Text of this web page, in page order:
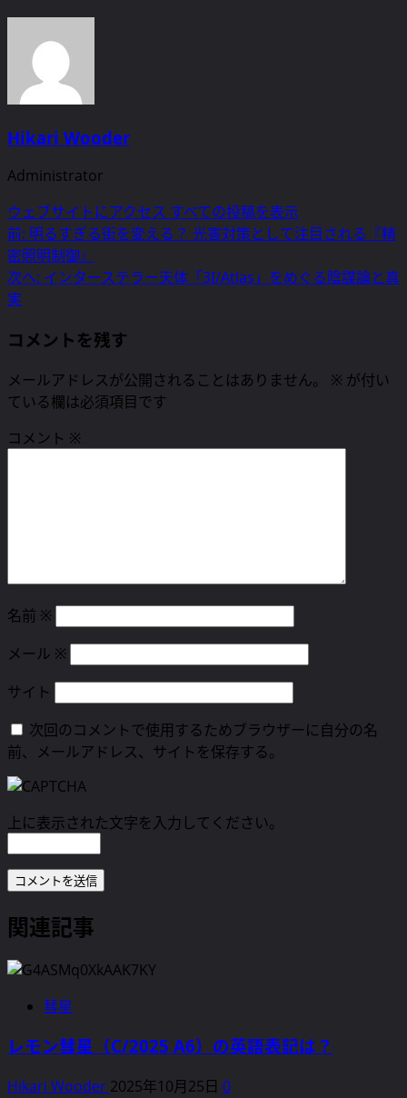
Hikari Wooder
Administrator
ウェブサイトにアクセス すべての投稿を表示
投
稿
ナ
ビ
ー
シ
前: 明るすぎる街を変える？ 光害対策として注目される『精
密照明制御』
次へ: インターステラー天体「3I/Atlas」をめぐる陰謀論と真
実
コメントを残す
メールアドレスが公開されることはありません。 ※ が付い
ている欄は必須項目です
コメント ※
名前 ※
メール ※
サイト
次回のコメントで使用するためブラウザーに自分の名
前、メールアドレス、サイトを保存する。
上に表示された文字を入力してください。
関連記事
彗星
レモン彗星（C/2025 A6）の英語表記は？
Hikari Wooder 2025年10月25日 0